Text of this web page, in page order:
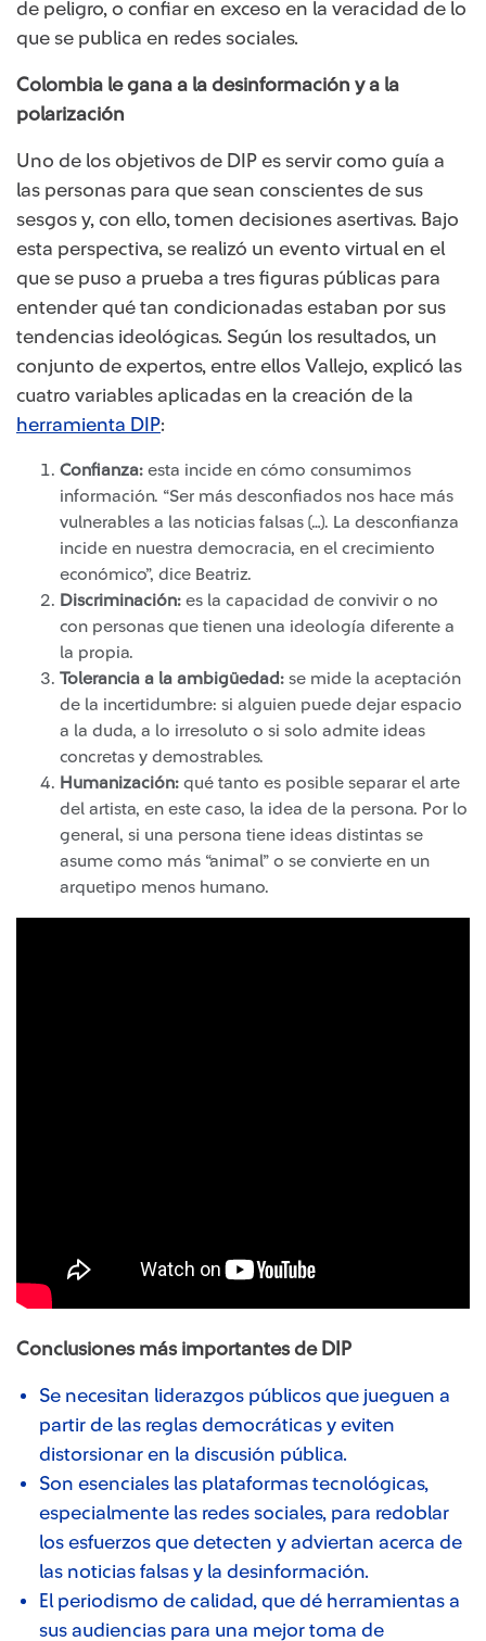
de peligro, o confiar en exceso en la veracidad de lo
que se publica en redes sociales.
Colombia le gana a la desinformación y a la
polarización
Uno de los objetivos de DIP es servir como guía a
las personas para que sean conscientes de sus
sesgos y, con ello, tomen decisiones asertivas. Bajo
esta perspectiva, se realizó un evento virtual en el
que se puso a prueba a tres figuras públicas para
entender qué tan condicionadas estaban por sus
tendencias ideológicas. Según los resultados, un
conjunto de expertos, entre ellos Vallejo, explicó las
cuatro variables aplicadas en la creación de la
herramienta DIP:
Confianza: esta incide en cómo consumimos
información. “Ser más desconfiados nos hace más
vulnerables a las noticias falsas (…). La desconfianza
incide en nuestra democracia, en el crecimiento
económico”, dice Beatriz.
Discriminación: es la capacidad de convivir o no
con personas que tienen una ideología diferente a
la propia.
Tolerancia a la ambigüedad: se mide la aceptación
de la incertidumbre: si alguien puede dejar espacio
a la duda, a lo irresoluto o si solo admite ideas
concretas y demostrables.
Humanización: qué tanto es posible separar el arte
del artista, en este caso, la idea de la persona. Por lo
general, si una persona tiene ideas distintas se
asume como más “animal” o se convierte en un
arquetipo menos humano.
Conclusiones más importantes de DIP
Se necesitan liderazgos públicos que jueguen a
partir de las reglas democráticas y eviten
distorsionar en la discusión pública.
Son esenciales las plataformas tecnológicas,
especialmente las redes sociales, para redoblar
los esfuerzos que detecten y adviertan acerca de
las noticias falsas y la desinformación.
El periodismo de calidad, que dé herramientas a
sus audiencias para una mejor toma de